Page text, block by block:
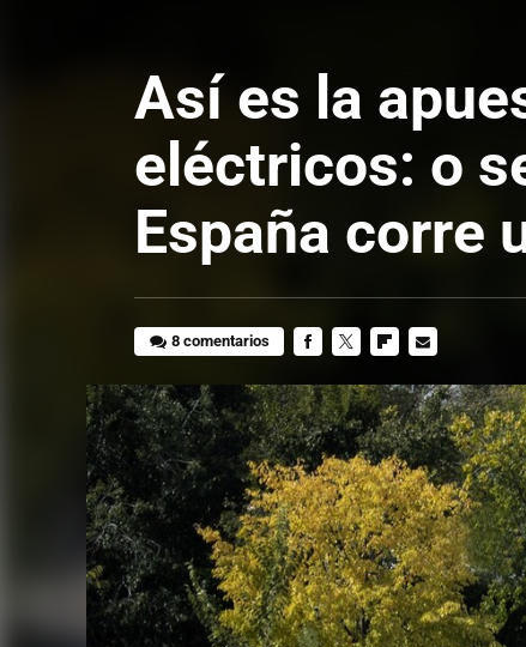
Así es la
eléctricos: o
España corre
8 comentarios
MAIL